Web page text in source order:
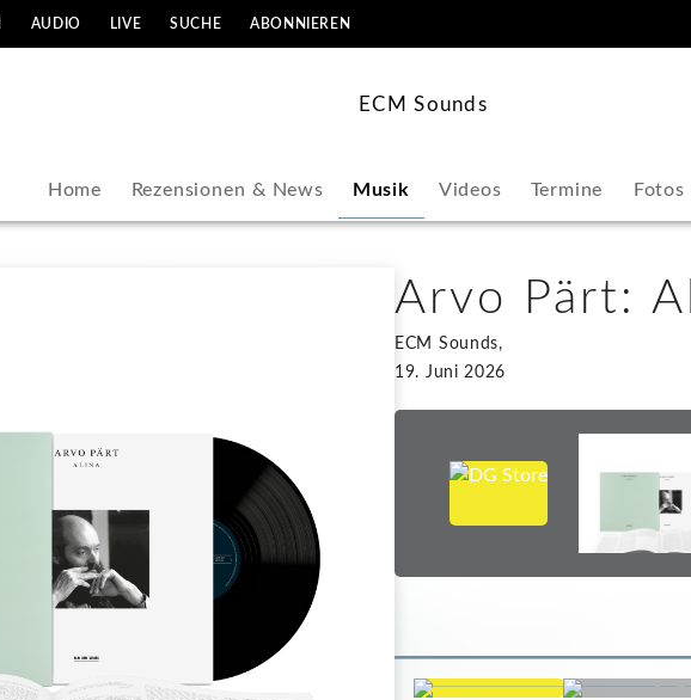
AUDIO LIVE SUCHE ABONNIEREN
ECM Sounds
Home Rezensionen & News Musik Videos Termine Fotos
Arvo Pärt:
ECM Sounds,
19. Juni 2026